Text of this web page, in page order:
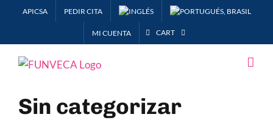
APICSA PEDIR CITA
MI CUENTA CART
Sin categorizar